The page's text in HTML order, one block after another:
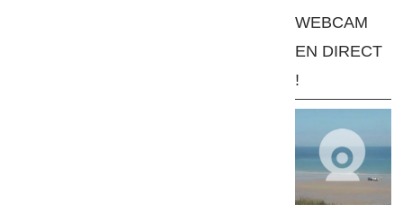
WEBCAM
EN DIRECT
!